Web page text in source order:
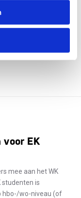
voor EK
mee aan het WK
studenten is
hbo-/wo-niveau (of